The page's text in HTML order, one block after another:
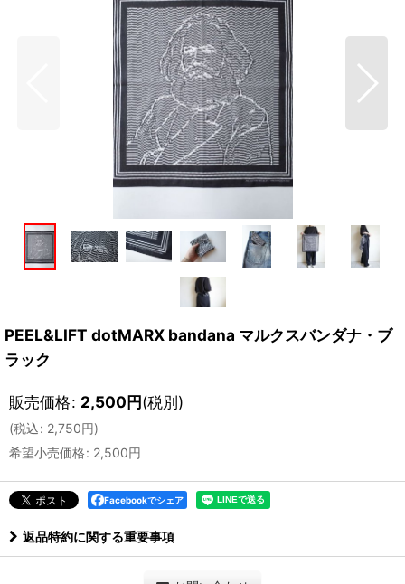
PEEL&LIFT dotMARX bandana マルクスバンダナ・ブ
ラック
販売価格: 2,500円(税別)
(税込: 2,750円)
希望小売価格: 2,500円
Facebookでシェア
返品特約に関する重要事項